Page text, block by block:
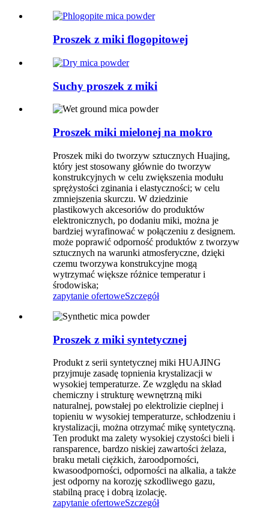
Proszek z miki flogopitowej
Suchy proszek z miki
Proszek miki mielonej na mokro
Proszek miki do tworzyw sztucznych Huajing,
który jest stosowany głównie do tworzyw
konstrukcyjnych w celu zwiększenia modułu
sprężystości zginania i elastyczności; w celu
zmniejszenia skurczu. W dziedzinie
plastikowych akcesoriów do produktów
elektronicznych, po dodaniu miki, można je
bardziej wyrafinować w połączeniu z designem.
może poprawić odporność produktów z tworzyw
sztucznych na warunki atmosferyczne, dzięki
czemu tworzywa konstrukcyjne mogą
wytrzymać większe różnice temperatur i
środowiska;
zapytanie ofertoweSzczegół
Proszek z miki syntetycznej
Produkt z serii syntetycznej miki HUAJING
przyjmuje zasadę topnienia krystalizacji w
wysokiej temperaturze. Ze względu na skład
chemiczny i strukturę wewnętrzną miki
naturalnej, powstałej po elektrolizie cieplnej i
topieniu w wysokiej temperaturze, schłodzeniu i
krystalizacji, można otrzymać mikę syntetyczną.
Ten produkt ma zalety wysokiej czystości bieli i
ransparence, bardzo niskiej zawartości żelaza,
braku metali ciężkich, żaroodporności,
kwasoodporności, odporności na alkalia, a także
jest odporny na korozję szkodliwego gazu,
stabilną pracę i dobrą izolację.
zapytanie ofertoweSzczegół